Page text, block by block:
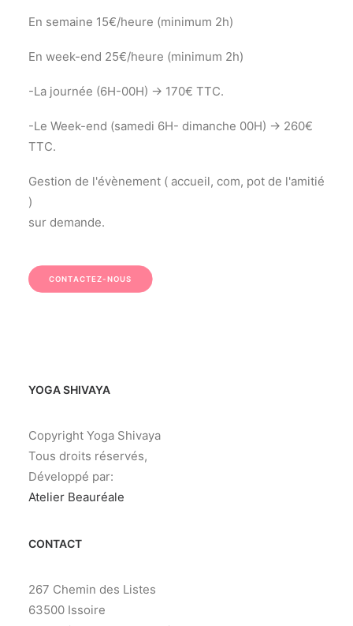
En semaine 15€/heure (minimum 2h)
En week-end 25€/heure (minimum 2h)
-La journée (6H-00H) -> 170€ TTC.
-Le Week-end (samedi 6H- dimanche 00H) -> 260€
TTC.
Gestion de l'évènement ( accueil, com, pot de l'amitié
)
sur demande.
CONTACTEZ-NOUS
YOGA SHIVAYA
Copyright Yoga Shivaya
Tous droits réservés,
Développé par:
Atelier Beauréale
CONTACT
267 Chemin des Listes
63500 Issoire